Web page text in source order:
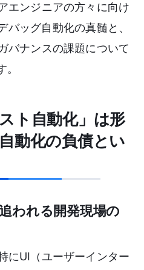
エンジニアの方々に向け
バッグ自動化の真髄と、
バナンスの課題について
ト自動化」は形
動化の負債とい
われる開発現場の
にUI（ユーザーインター